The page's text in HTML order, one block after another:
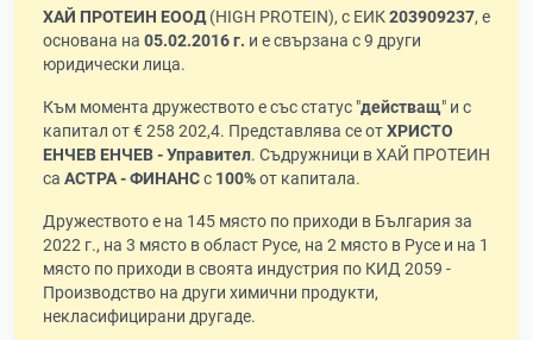
ХАЙ ПРОТЕИН ЕООД(HIGH PROTEIN), с ЕИК203909237, е
основана на 05.02.2016 г. и е свързана с 9 други
юридически лица.
Към момента дружеството е със статус "действащ" и с
капитал от € 258 202,4. Представлява се отХРИСТО
ЕНЧЕВ ЕНЧЕВ - Управител. Съдружници в ХАЙ ПРОТЕИН
са АСТРА - ФИНАНСс 100%от капитала.
Дружеството е на 145 място по приходи в България за
2022 г., на 3 място в област Русе, на 2 място в Русе и на 1
място по приходи в своята индустрия по КИД 2059 -
Производство на други химични продукти,
некласифицирани другаде.